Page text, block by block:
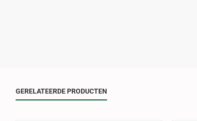
GERELATEERDE PRODUCTEN